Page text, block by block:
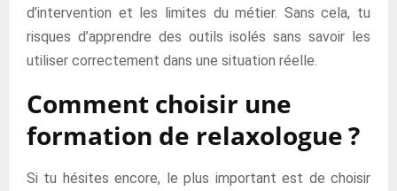
d’intervention et les limites du métier. Sans cela, tu
risques d’apprendre des outils isolés sans savoir les
utiliser correctement dans une situation réelle.
Comment choisir une
formation de relaxologue ?
Si tu hésites encore, le plus important est de choisir